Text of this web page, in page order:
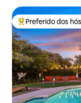
Entre os melhores
Preferido dos